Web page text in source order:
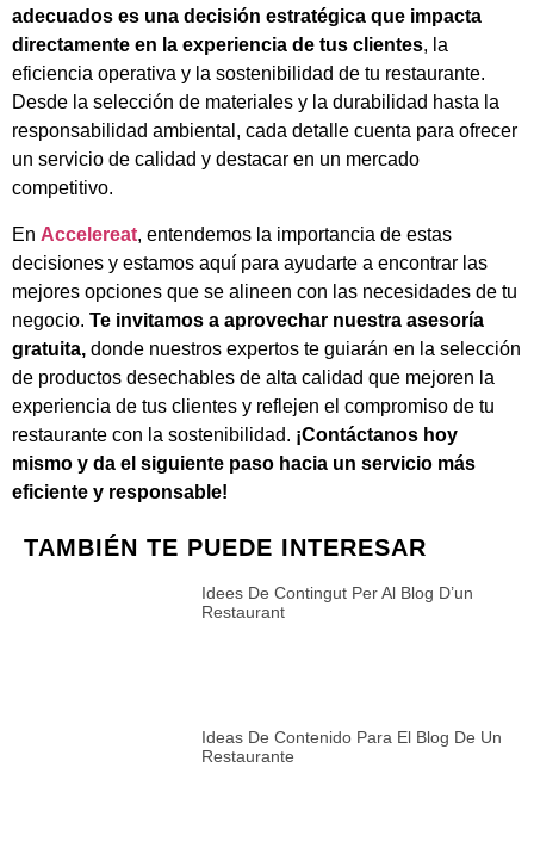
adecuados es una decisión estratégica que impacta
directamente en la experiencia de tus clientes, la
eficiencia operativa y la sostenibilidad de tu restaurante.
Desde la selección de materiales y la durabilidad hasta la
responsabilidad ambiental, cada detalle cuenta para ofrecer
un servicio de calidad y destacar en un mercado
competitivo.
En Accelereat, entendemos la importancia de estas
decisiones y estamos aquí para ayudarte a encontrar las
mejores opciones que se alineen con las necesidades de tu
negocio. Te invitamos a aprovechar nuestra asesoría
gratuita, donde nuestros expertos te guiarán en la selección
de productos desechables de alta calidad que mejoren la
experiencia de tus clientes y reflejen el compromiso de tu
restaurante con la sostenibilidad. ¡Contáctanos hoy
mismo y da el siguiente paso hacia un servicio más
eficiente y responsable!
TAMBIÉN TE PUEDE INTERESAR
Idees De Contingut Per Al Blog D’un
Restaurant
Ideas De Contenido Para El Blog De Un
Restaurante